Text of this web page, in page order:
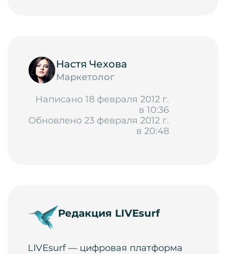
Настя Чехова
Маркетолог
Написано 18 февраля 2012 г.
в 10:36
Обновлено 23 февраля 2012 г.
в 20:48
Редакция LIVEsurf
LIVEsurf — цифровая платформа